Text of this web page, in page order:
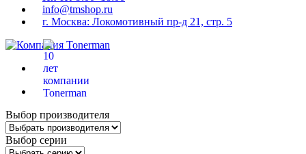
info@tmshop.ru
г. Москва: Локомотивный пр-д 21, стр. 5
Выбор производителя
Выбор серии